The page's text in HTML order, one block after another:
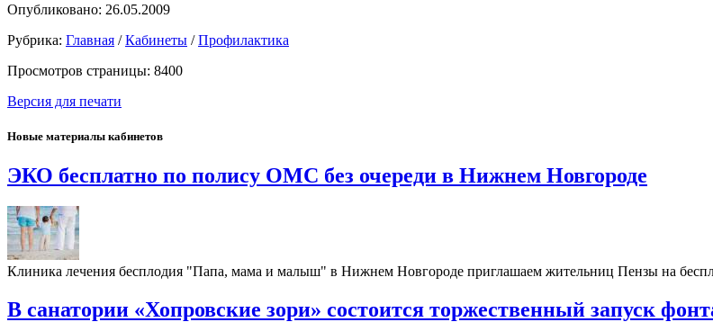
Опубликовано: 26.05.2009
Рубрика: Главная /Кабинеты /Профилактика
Просмотров страницы: 8400
Версия для печати
Новые материалы кабинетов
ЭКО бесплатно по полису ОМС без очереди в Нижнем Новгороде
Клиника лечения бесплодия "Папа, мама и малыш" в Нижнем Новгороде приглашаем жительниц Пензы на
В санатории «Хопровские зори» состоится торжественный запуск